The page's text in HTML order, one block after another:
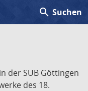
search Suchen
der SUB Göttingen
des 18.